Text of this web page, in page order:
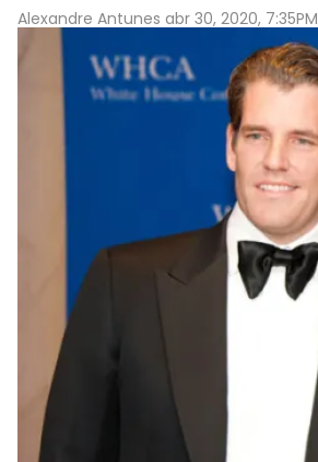
Alexandre Antunes abr 30, 2020, 7:35PM